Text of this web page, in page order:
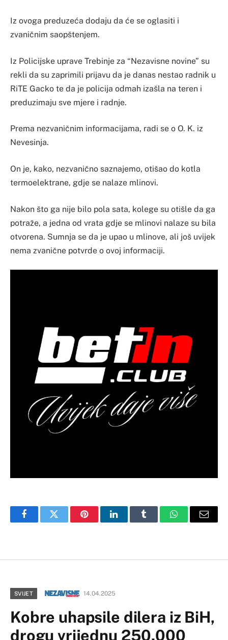
Iz ovoga preduzeća dodaju da će se oglasiti i
zvaničnim saopštenjem.
Iz Policijske uprave Trebinje za “Nezavisne novine” su
rekli da su zaprimili prijavu da je danas nestao radnik u
RiTE Gacko te da je policija odmah izašla na teren i
preduzimaju sve mjere i radnje.
Prema nezvaničnim informacijama, radi se o O. K. iz
Nevesinja.
On je, kako, nezvanično saznajemo, otišao do kotla
termoelektrane, gdje se nalaze mlinovi.
Nakon što ga nije bilo pola sata, kolege su otišle da ga
potraže, a jedna od vrata gdje se mlinovi nalaze su bila
otvorena. Sumnja se da je upao u mlinove, ali još uvijek
nema zvanične potvrde o ovoj informaciji.
FacebookTwitter PinterestLinkedInTumblr WhatsAppEmail
SVIJET 14.04.2025
Kobre uhapsile dilera iz BiH,
drogu vrijednu 250.000